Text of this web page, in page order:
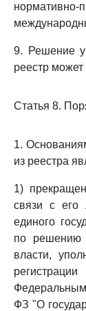
9. Решение
реестр
Статья 8.
1.
из реестра
1)
связи с его
единого
по решению
власти,
Федеральным
ФЗ "О